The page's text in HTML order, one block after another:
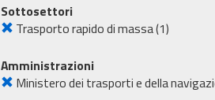
Sottosettori
Trasporto rapido di massa(1)
Amministrazioni
Ministero dei trasporti e della